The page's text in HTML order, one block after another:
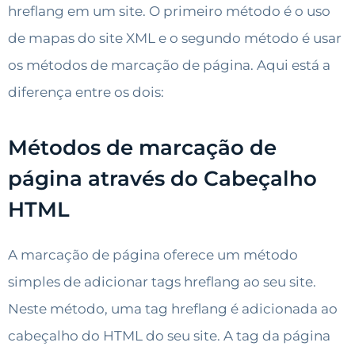
hreflang em um site. O primeiro método é o uso
de mapas do site XML e o segundo método é usar
os métodos de marcação de página. Aqui está a
diferença entre os dois:
Métodos de marcação de
página através do Cabeçalho
HTML
A marcação de página oferece um método
simples de adicionar tags hreflang ao seu site.
Neste método, uma tag hreflang é adicionada ao
cabeçalho do HTML do seu site. A tag da página